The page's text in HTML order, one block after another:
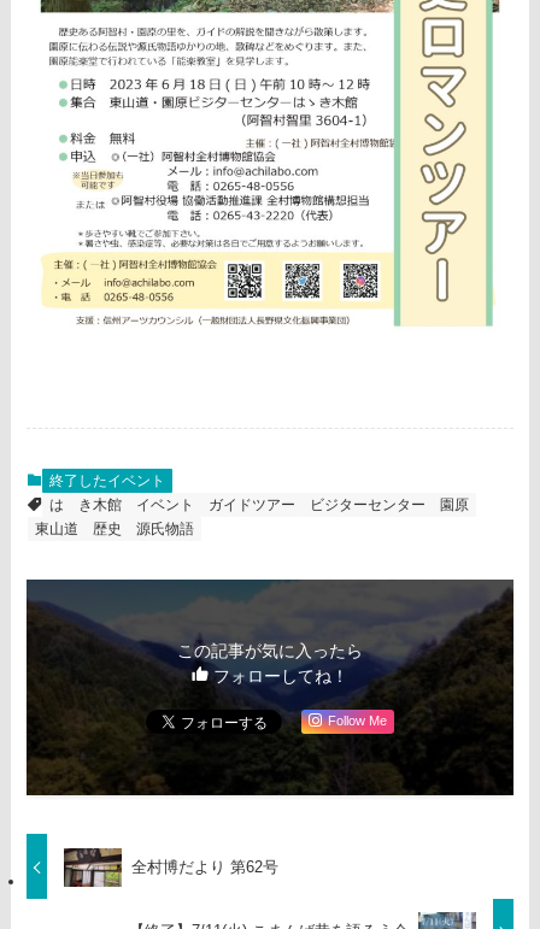
終了したイベント
はゝき木館
イベント ガイドツアー ビジターセンター
園原
東山道
歴史 源氏物語
この記事が気に入ったら
フォローしてね！
Follow Me
全村博だより 第62号